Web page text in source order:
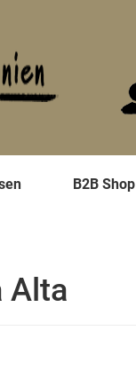
B2B Shop
Alta